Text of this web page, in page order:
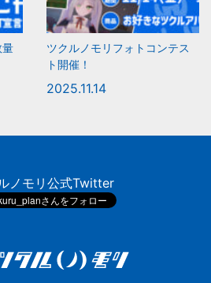
量
ツクルノモリフォトコンテス
ト開催！
2025.11.14
ノモリ公式Twitter